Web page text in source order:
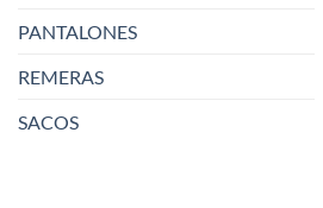
PANTALONES
REMERAS
SACOS